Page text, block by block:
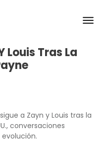
Louis Tras La
a Zayn y Louis tras la
conversaciones